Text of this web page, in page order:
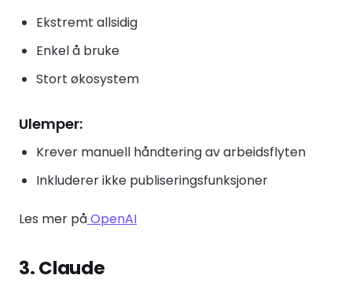
Ekstremt allsidig
Enkel å bruke
Stort økosystem
Ulemper:
Krever manuell håndtering av arbeidsflyten
Inkluderer ikke publiseringsfunksjoner
Les mer påOpenAI
3. Claude